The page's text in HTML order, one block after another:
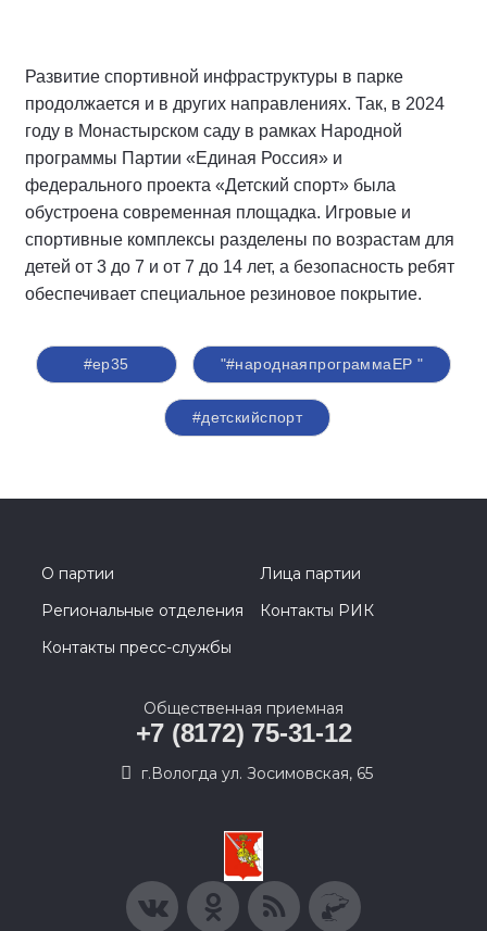
Развитие спортивной инфраструктуры в парке
продолжается и в других направлениях. Так, в 2024
году в Монастырском саду в рамках Народной
программы Партии «Единая Россия» и
федерального проекта «Детский спорт» была
обустроена современная площадка. Игровые и
спортивные комплексы разделены по возрастам для
детей от 3 до 7 и от 7 до 14 лет, а безопасность ребят
обеспечивает специальное резиновое покрытие.
#ер35 "#народнаяпрограммаЕР "
#детскийспорт
О партии
Лица партии
Региональные отделения
Контакты РИК
Контакты пресс-службы
Общественная приемная
+7 (8172) 75-31-12
г.Вологда ул. Зосимовская, 65